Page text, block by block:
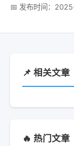
📅 发布时间：
📌 相关文章
🔥 热门文章